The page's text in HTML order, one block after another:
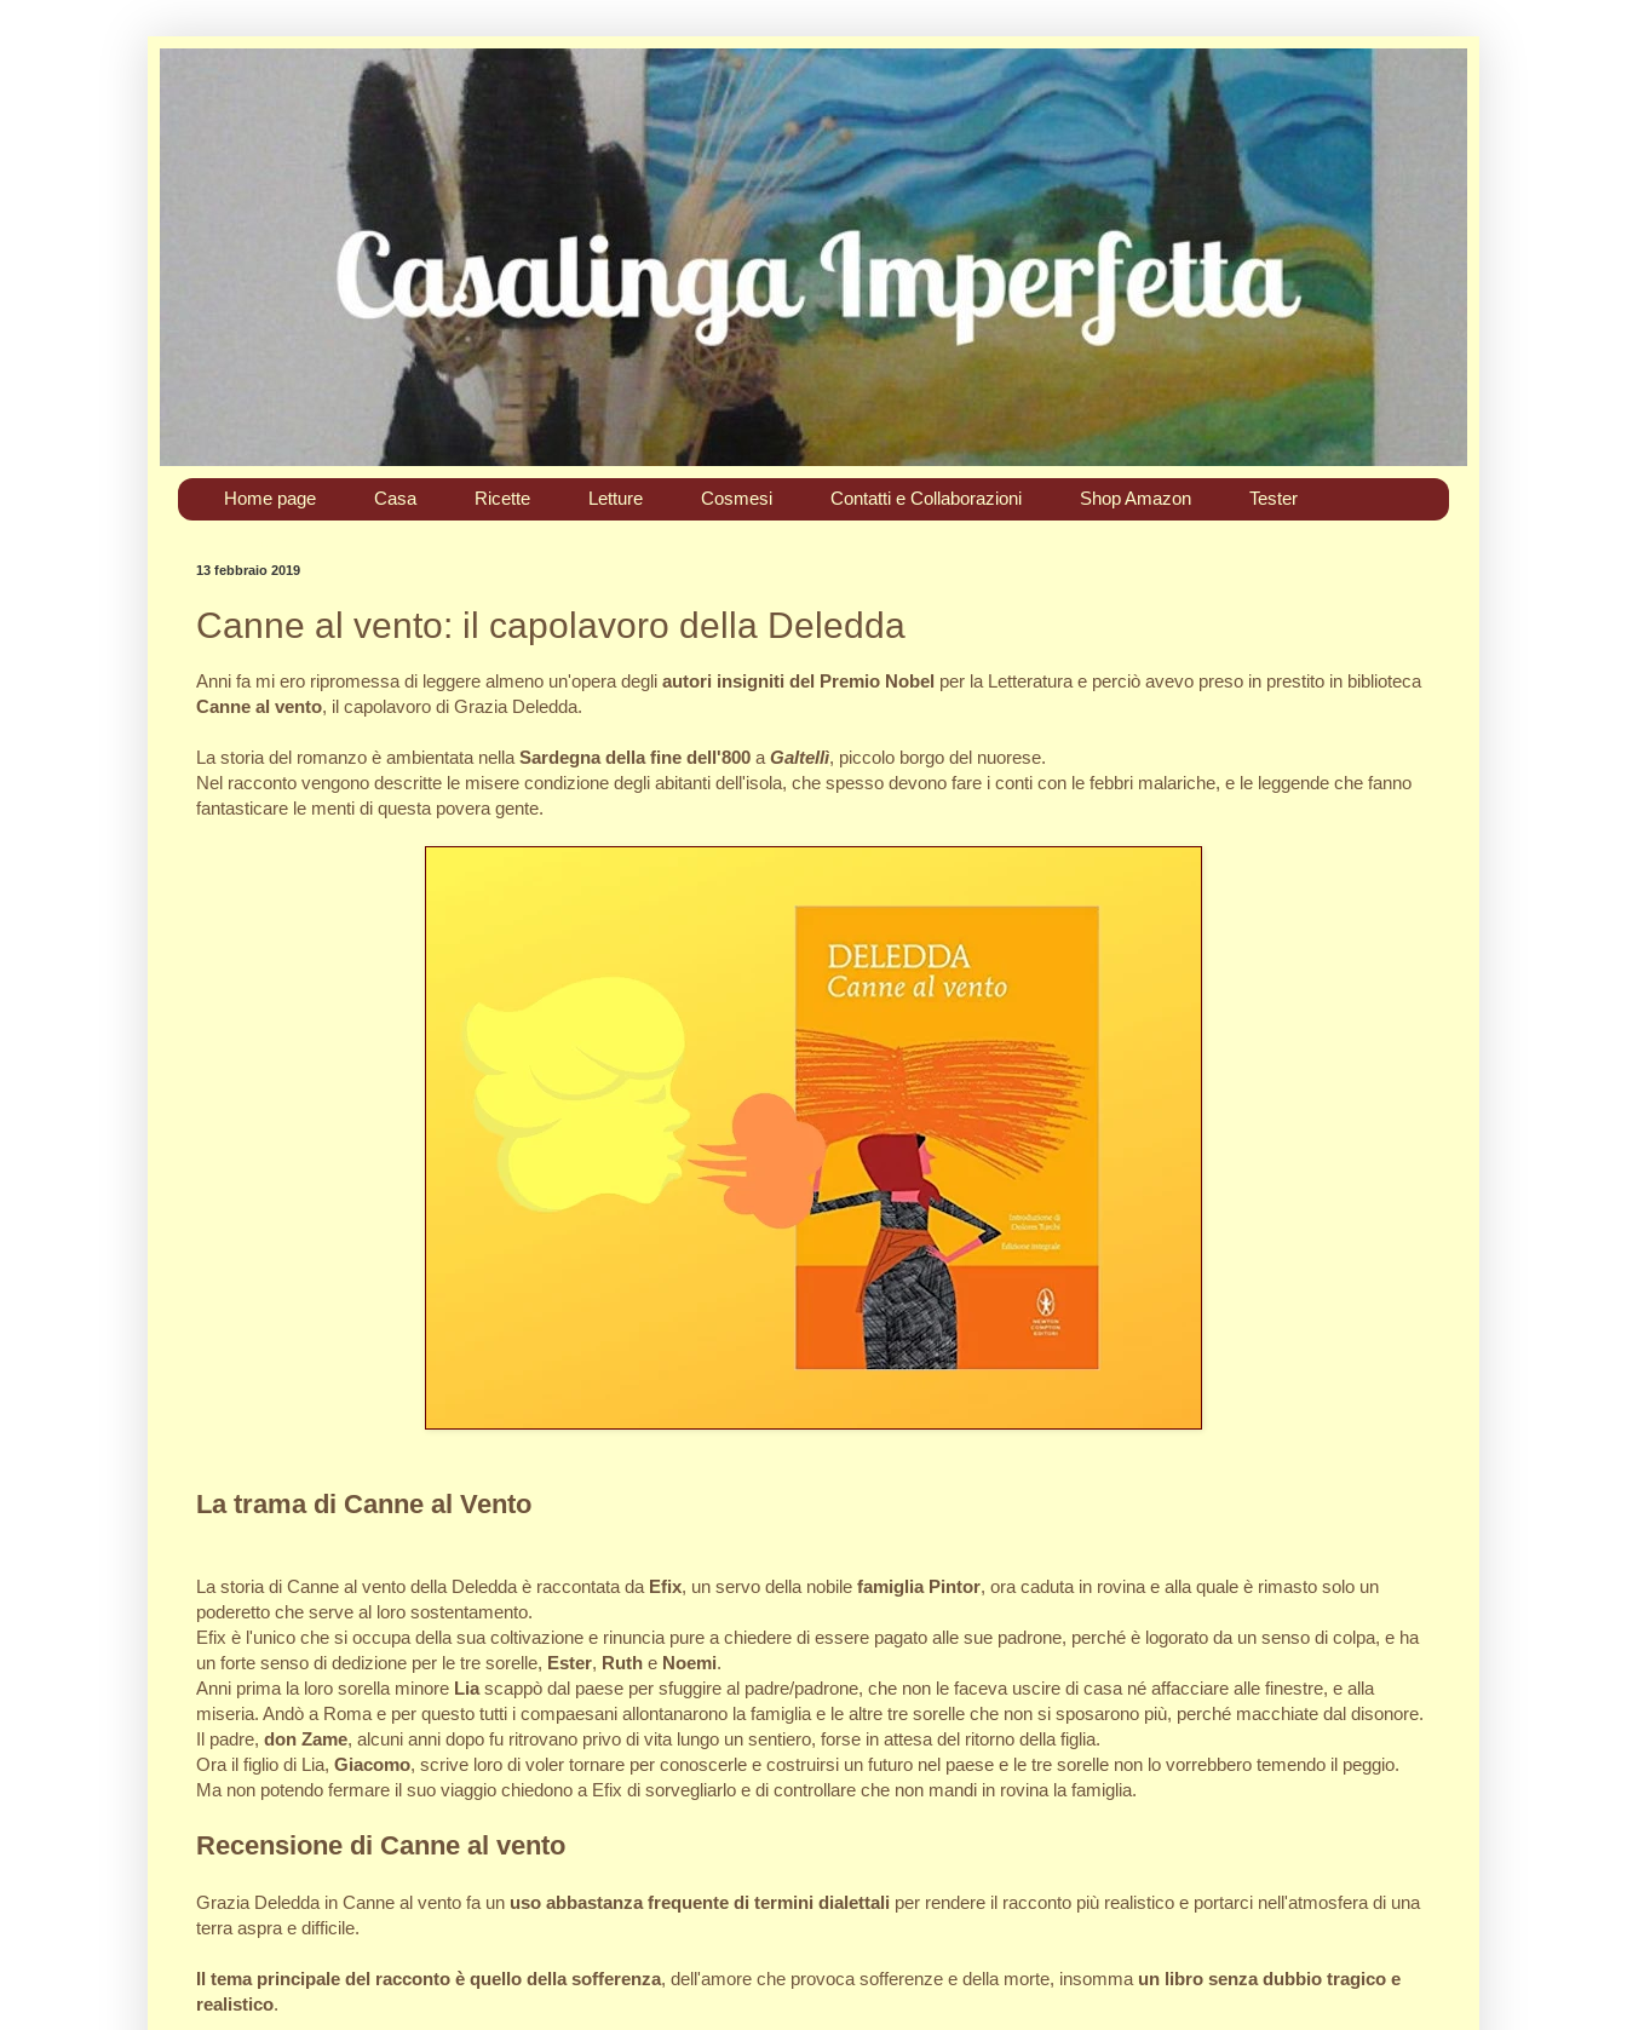
Home page Casa Ricette Letture Cosmesi Contatti e Collaborazioni Shop Amazon Tester
13 febbraio 2019
Canne al vento: il capolavoro della Deledda
Anni fa mi ero ripromessa di leggere almeno un'opera degli autori insigniti del Premio Nobel per la Letteratura e perciò avevo preso in prestito in biblioteca
Canne al vento, il capolavoro di Grazia Deledda.
La storia del romanzo è ambientata nella Sardegna della fine dell'800 a Galtellì, piccolo borgo del nuorese.
Nel racconto vengono descritte le misere condizione degli abitanti dell'isola, che spesso devono fare i conti con le febbri malariche, e le leggende che fanno
fantasticare le menti di questa povera gente.
La trama di Canne al Vento
La storia di Canne al vento della Deledda è raccontata da Efix, un servo della nobile famiglia Pintor, ora caduta in rovina e alla quale è rimasto solo un
poderetto che serve al loro sostentamento.
Efix è l'unico che si occupa della sua coltivazione e rinuncia pure a chiedere di essere pagato alle sue padrone, perché è logorato da un senso di colpa, e ha
un forte senso di dedizione per le tre sorelle, Ester, Ruth e Noemi.
Anni prima la loro sorella minore Liascappò dal paese per sfuggire al padre/padrone, che non le faceva uscire di casa né affacciare alle finestre, e alla
miseria. Andò a Roma e per questo tutti i compaesani allontanarono la famiglia e le altre tre sorelle che non si sposarono più, perché macchiate dal disonore.
Il padre, don Zame, alcuni anni dopo fu ritrovano privo di vita lungo un sentiero, forse in attesa del ritorno della figlia.
Ora il figlio di Lia, Giacomo, scrive loro di voler tornare per conoscerle e costruirsi un futuro nel paese e le tre sorelle non lo vorrebbero temendo il peggio.
Ma non potendo fermare il suo viaggio chiedono a Efix di sorvegliarlo e di controllare che non mandi in rovina la famiglia.
Recensione di Canne al vento
Grazia Deledda in Canne al vento fa un uso abbastanza frequente di termini dialettali per rendere il racconto più realistico e portarci nell'atmosfera di una
terra aspra e difficile.
Il tema principale del racconto è quello della sofferenza, dell'amore che provoca sofferenze e della morte, insomma un libro senza dubbio tragico e
realistico.